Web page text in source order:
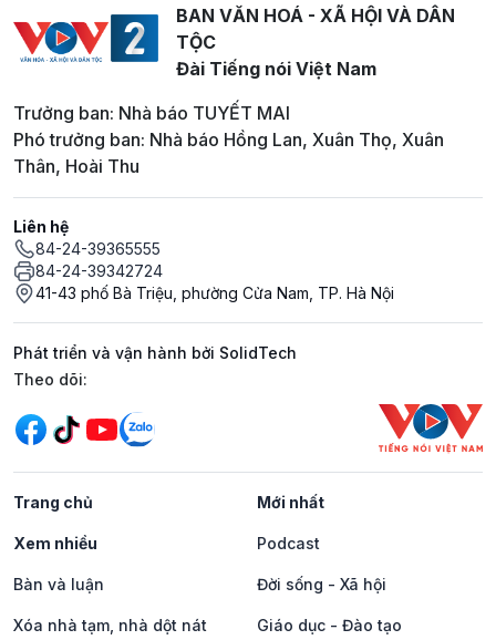
BAN VĂN HOÁ - XÃ HỘI VÀ DÂN
TỘC
Đài Tiếng nói Việt Nam
Trưởng ban: Nhà báo TUYẾT MAI
Phó trưởng ban: Nhà báo Hồng Lan, Xuân Thọ, Xuân
Thân, Hoài Thu
Liên hệ
84-24-39365555
84-24-39342724
41-43 phố Bà Triệu, phường Cửa Nam, TP. Hà Nội
Phát triển và vận hành bởi SolidTech
Mạng xã hội
Theo dõi:
Trang chủ Mới nhất
Xem nhiều Podcast
Bàn và luận Đời sống - Xã hội
Xóa nhà tạm, nhà dột nát Giáo dục - Đào tạo